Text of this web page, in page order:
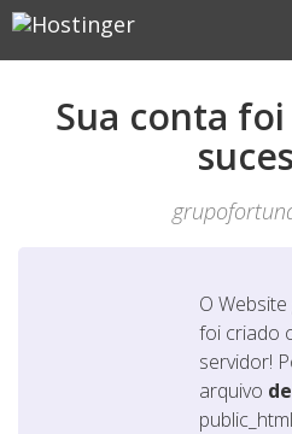
Sua conta
O Website
foi criado
servidor!
arquivo